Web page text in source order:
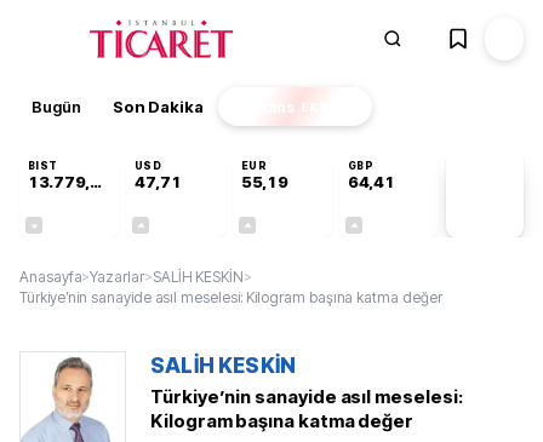
Bugün Son Dakika Finans EKSTRA
BIST
13.779,39
USD
47,71
EUR
55,19
GBP
64,41
Anasayfa>Yazarlar>SALİH KESKİN>
Türkiye’nin sanayide asıl meselesi: Kilogram başına katma değer
SALİH KESKİN
Türkiye’nin sanayide asıl meselesi:
Kilogram başına katma değer